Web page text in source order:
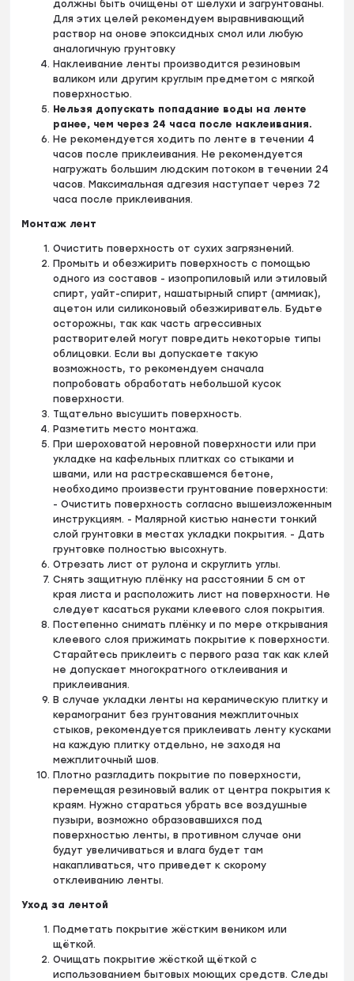
должны быть очищены от шелухи и загрунтованы.
Для этих целей рекомендуем выравнивающий
раствор на онове эпоксидных смол или любую
аналогичную грунтовку
Наклеивание ленты производится резиновым
валиком или другим круглым предметом с мягкой
поверхностью.
Нельзя допускать попадание воды на ленте
ранее, чем через 24 часа после наклеивания.
Не рекомендуется ходить по ленте в течении 4
часов после приклеивания. Не рекомендуется
нагружать большим людским потоком в течении 24
часов. Максимальная адгезия наступает через 72
часа после приклеивания.
Монтаж лент
Очистить поверхность от сухих загрязнений.
Промыть и обезжирить поверхность с помощью
одного из составов - изопропиловый или этиловый
спирт, уайт-спирит, нашатырный спирт (аммиак),
ацетон или силиконовый обезжириватель. Будьте
осторожны, так как часть агрессивных
растворителей могут повредить некоторые типы
облицовки. Если вы допускаете такую
возможность, то рекомендуем сначала
попробовать обработать небольшой кусок
поверхности.
Тщательно высушить поверхность.
Разметить место монтажа.
При шероховатой неровной поверхности или при
укладке на кафельных плитках со стыками и
швами, или на растрескавшемся бетоне,
необходимо произвести грунтование поверхности:
- Очистить поверхность согласно вышеизложенным
инструкциям. - Малярной кистью нанести тонкий
слой грунтовки в местах укладки покрытия. - Дать
грунтовке полностью высохнуть.
Отрезать лист от рулона и скруглить углы.
Снять защитную плёнку на расстоянии 5 см от
края листа и расположить лист на поверхности. Не
следует касаться руками клеевого слоя покрытия.
Постепенно снимать плёнку и по мере открывания
клеевого слоя прижимать покрытие к поверхности.
Старайтесь приклеить с первого раза так как клей
не допускает многократного отклеивания и
приклеивания.
В случае укладки ленты на керамическую плитку и
керамогранит без грунтования межплиточных
стыков, рекомендуется приклеивать ленту кусками
на каждую плитку отдельно, не заходя на
межплиточный шов.
Плотно разгладить покрытие по поверхности,
перемещая резиновый валик от центра покрытия к
краям. Нужно стараться убрать все воздушные
пузыри, возможно образовавшихся под
поверхностью ленты, в противном случае они
будут увеличиваться и влага будет там
накапливаться, что приведет к скорому
отклеиванию ленты.
Уход за лентой
Подметать покрытие жёстким веником или
щёткой.
Очищать покрытие жёсткой щёткой с
использованием бытовых моющих средств. Следы